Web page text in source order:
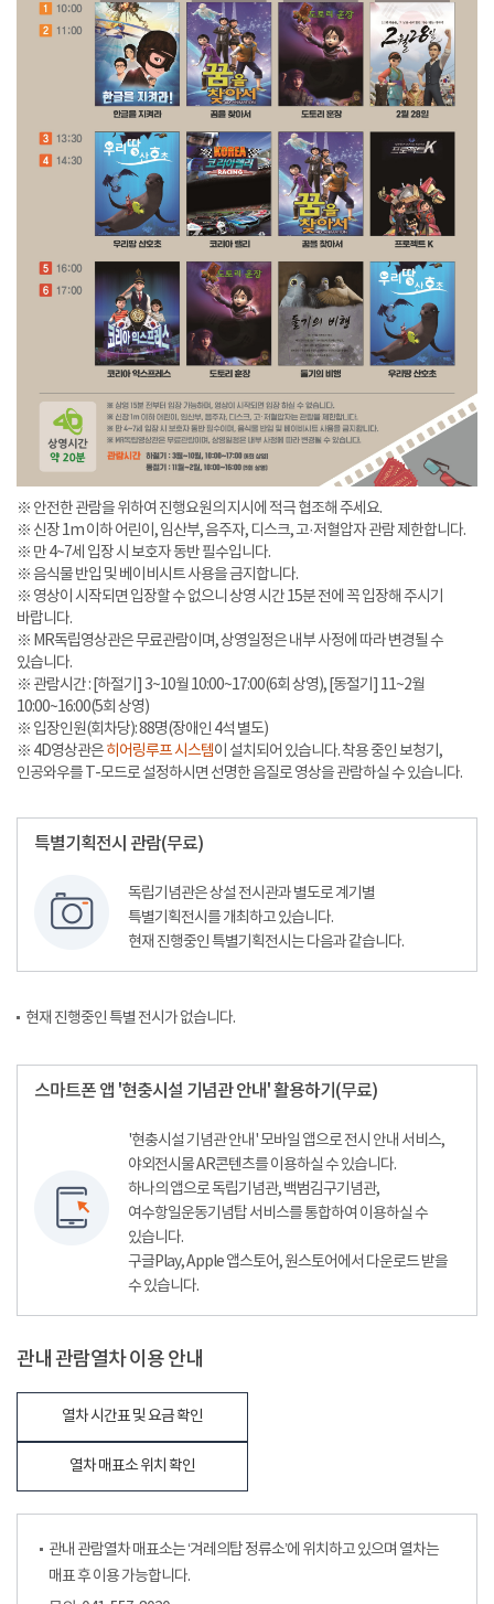
※ 안전한 관람을 위하여 진행요원의 지시에 적극 협조해 주세요.
※ 신장 1m 이하 어린이, 임산부, 음주자, 디스크, 고·저혈압자 관람 제한합니다.
※ 만 4~7세 입장 시 보호자 동반 필수입니다.
※ 음식물 반입 및 베이비시트 사용을 금지합니다.
※ 영상이 시작되면 입장할 수 없으니 상영 시간 15분 전에 꼭 입장해 주시기
바랍니다.
※ MR독립영상관은 무료관람이며, 상영일정은 내부 사정에 따라 변경될 수
있습니다.
※ 관람시간 : [하절기] 3~10월 10:00~17:00(6회 상영), [동절기] 11~2월
10:00~16:00(5회 상영)
※ 입장인원(회차당): 88명(장애인 4석 별도)
※ 4D영상관은히어링루프 시스템이 설치되어 있습니다. 착용 중인 보청기,
인공와우를 T-모드로 설정하시면 선명한 음질로 영상을 관람하실 수 있습니다.
특별기획전시 관람(무료)
독립기념관은 상설 전시관과 별도로 계기별
특별기획전시를 개최하고 있습니다.
현재 진행중인 특별기획전시는 다음과 같습니다.
현재 진행중인 특별 전시가 없습니다.
스마트폰 앱 '현충시설 기념관 안내' 활용하기(무료)
'현충시설 기념관 안내' 모바일 앱으로 전시 안내 서비스,
야외전시물 AR콘텐츠를 이용하실 수 있습니다.
하나의 앱으로 독립기념관, 백범김구기념관,
여수항일운동기념탑 서비스를 통합하여 이용하실 수
있습니다.
구글Play, Apple 앱스토어, 원스토어에서 다운로드 받을
수 있습니다.
관내 관람열차 이용 안내
열차 시간표 및 요금 확인
열차 매표소 위치 확인
관내 관람열차 매표소는 ‘겨레의탑 정류소’에 위치하고 있으며 열차는
매표 후 이용 가능합니다.